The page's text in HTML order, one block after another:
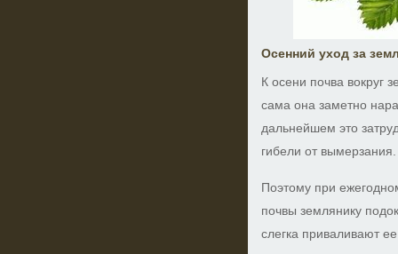
Осенний уход за
К осени почва вокруг
сама она заметно
дальнейшем это
гибели от вымерзания.
Поэтому при
почвы землянику
слегка приваливают